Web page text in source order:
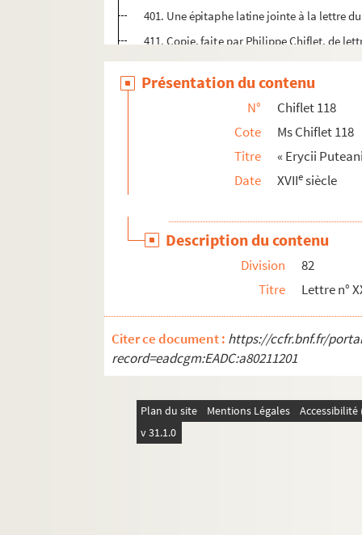
401. Une épitaphe latine jointe à la lettre
411. Copie, faite par Philippe Chiflet, de
439. Copie, faite par Philippe Chiflet, de
Ms Chiflet 124. Pièces diverses relatives au
Ms Chiflet 125. Pièces historiques diverses :
Ms Chiflet 126. « Recueil de minutes de
Ms Chiflet 127. « Recueil de lettres originales
Ms Chiflet 128. Pièces historiques diverses
Ms Chiflet 129. Pièces diverses concernant
Ms Chiflet 130. [Titre absent ou non
Ms Chiflet 131. « Copia de quatro papeles
Ms Chiflet 132. « Recueil manuscrit de
Ms Chiflet 133. « Jugement historique des
Présentation du contenu
N°
Chiflet 118
Cote
Ms Chiflet 118
Titre
« Erycii
Date
XVIIesiècle
Description du contenu
Division
82
Titre
Lettre n°
Citer ce document : https://ccfr.bnf.fr/
record=eadcgm:EADC:a80211201
Plan du site Mentions Légales
v 31.1.0